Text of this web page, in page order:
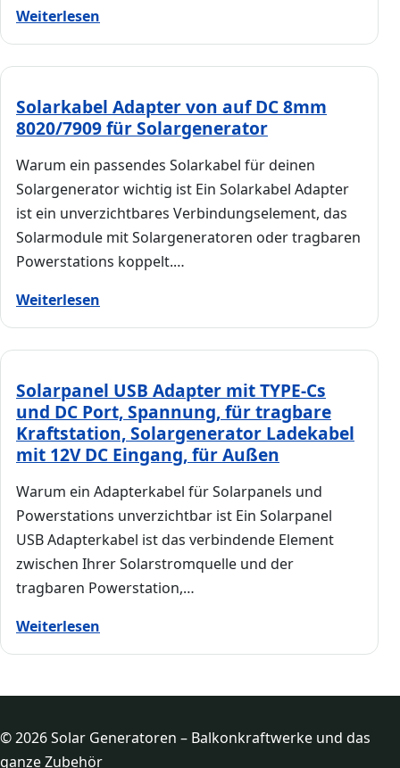
Weiterlesen
Solarkabel Adapter von auf DC 8mm
8020/7909 für Solargenerator
Warum ein passendes Solarkabel für deinen
Solargenerator wichtig ist Ein Solarkabel Adapter
ist ein unverzichtbares Verbindungselement, das
Solarmodule mit Solargeneratoren oder tragbaren
Powerstations koppelt.…
Weiterlesen
Solarpanel USB Adapter mit TYPE-Cs
und DC Port, Spannung, für tragbare
Kraftstation, Solargenerator Ladekabel
mit 12V DC Eingang, für Außen
Warum ein Adapterkabel für Solarpanels und
Powerstations unverzichtbar ist Ein Solarpanel
USB Adapterkabel ist das verbindende Element
zwischen Ihrer Solarstromquelle und der
tragbaren Powerstation,…
Weiterlesen
© 2026 Solar Generatoren – Balkonkraftwerke und das
ganze Zubehör